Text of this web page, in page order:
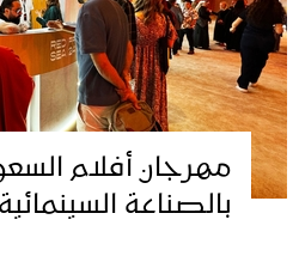
مهرجان أفلام
بالصناعة